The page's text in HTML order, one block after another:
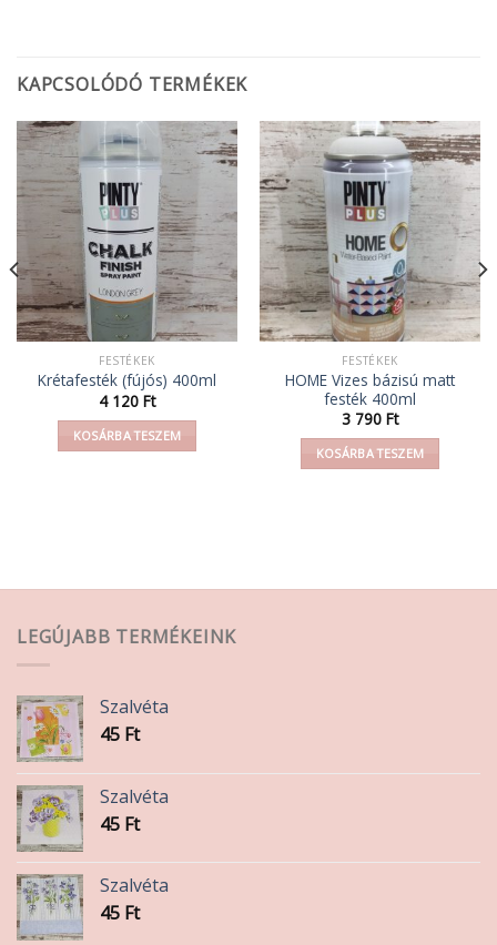
KAPCSOLÓDÓ TERMÉKEK
FESTÉKEK
Krétafesték (fújós) 400ml
4 120 Ft
KOSÁRBA TESZEM
FESTÉKEK
HOME Vizes bázisú matt
festék 400ml
3 790 Ft
KOSÁRBA TESZEM
LEGÚJABB TERMÉKEINK
Szalvéta
45 Ft
Szalvéta
45 Ft
Szalvéta
45 Ft